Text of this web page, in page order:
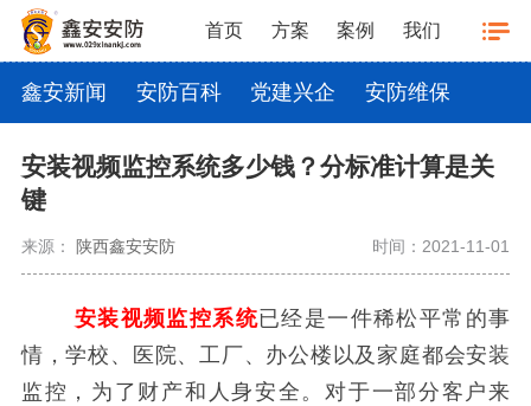
首页 方案 案例 我们
鑫安新闻 安防百科 党建兴企 安防维保
安装视频监控系统多少钱？分标准计算是关
键
来源： 陕西鑫安安防 时间：2021-11-01
安装视频监控系统已经是一件稀松平常的事
情，学校、医院、工厂、办公楼以及家庭都会安装
监控，为了财产和人身安全。对于一部分客户来